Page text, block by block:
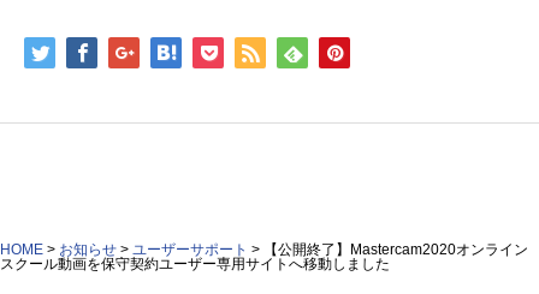
HOME > お知らせ > ユーザーサポート >
【公開終了】Mastercam2020オンライン
スクール動画を保守契約ユーザー専用サイトへ移動しました